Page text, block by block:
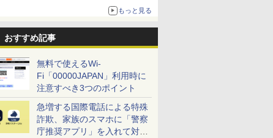
もっと見る
おすすめ記事
無料で使えるWi-
Fi「00000JAPAN」利用時に
注意すべき3つのポイント
急増する国際電話による特殊
詐欺、家族のスマホに「警察
庁推奨アプリ」を入れて対策